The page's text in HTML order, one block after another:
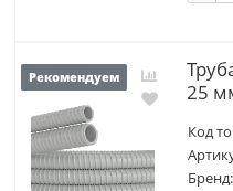
Рекомендуем
25
Код
Бренд: